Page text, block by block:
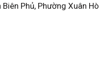
Phủ, Phường Xuân